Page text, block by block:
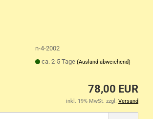
n-4-2002
ca. 2-5 Tage (Ausland abweichend)
78,00 EUR
inkl. 19% MwSt. zzgl. Versand